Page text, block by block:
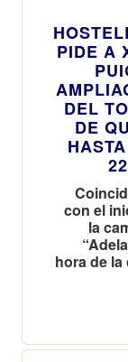
PIDE A
DEL
DE
con el
la
hora de la